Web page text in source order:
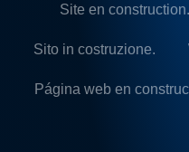
Site en construction.
Sito in costruzione.
Página web en